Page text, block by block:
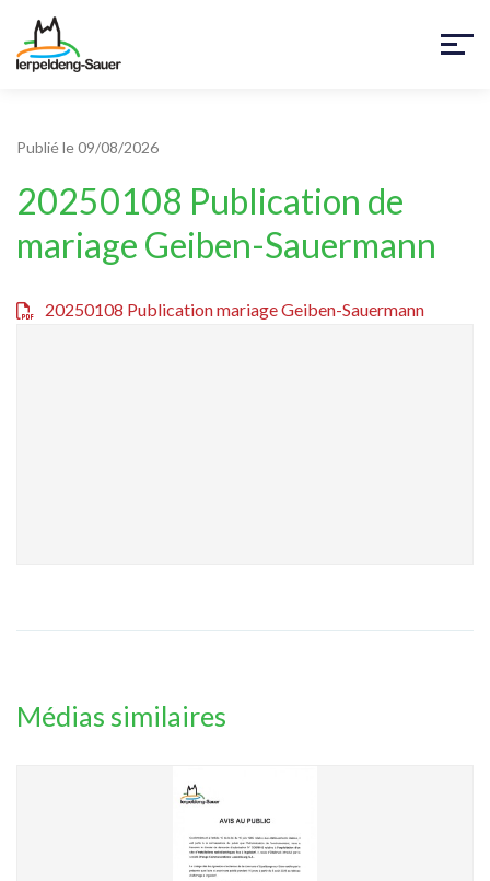
Publié le 09/08/2026
20250108 Publication de
mariage Geiben-Sauermann
20250108 Publication mariage Geiben-Sauermann
Médias similaires